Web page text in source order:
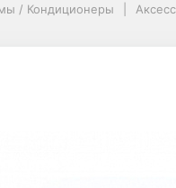
/ Кондиционеры